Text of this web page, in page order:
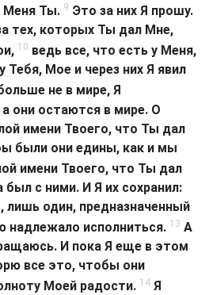
Меня Ты. 9 Это за них Я прошу.
тех, которых Ты дал Мне,
10 ведь все, что есть у Меня,
Тебя, Мое и через них Я явил
не в мире, Я
они остаются в мире. О
имени Твоего, что Ты дал
были они едины, как и мы
имени Твоего, что Ты дал
был с ними. И Я их сохранил:
лишь один, предназначенный
надлежало исполниться. 13 А
И пока Я еще в этом
все это, чтобы они
Моей радости. 14 Я